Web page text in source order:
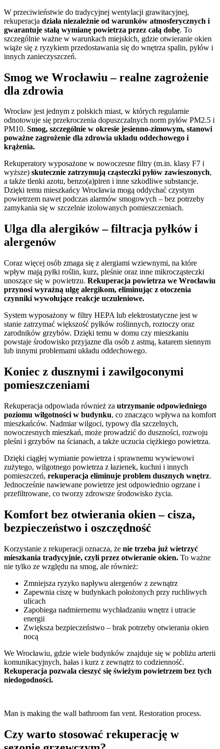
W przeciwieństwie do tradycyjnej wentylacji grawitacyjnej,
rekuperacja działa niezależnie od warunków atmosferycznych i
gwarantuje stałą wymianę powietrza przez całą dobę. To
szczególnie ważne w warunkach miejskich, gdzie otwieranie okien
wiąże się z ryzykiem przedostawania się do wnętrza spalin, pyłów i
innych zanieczyszczeń.
Smog we Wrocławiu – realne zagrożenie
dla zdrowia
Wrocław jest jednym z polskich miast, w których regularnie
odnotowuje się przekroczenia dopuszczalnych norm pyłów PM2.5 i
PM10. Smog, szczególnie w okresie jesienno-zimowym, stanowi
poważne zagrożenie dla zdrowia układu oddechowego i
krążenia.
Rekuperatory wyposażone w nowoczesne filtry (m.in. klasy F7 i
wyższe) skutecznie zatrzymują cząsteczki pyłów zawieszonych,
a także tlenki azotu, benzo(a)piren i inne szkodliwe substancje.
Dzięki temu mieszkańcy Wrocławia mogą oddychać czystym
powietrzem nawet podczas alarmów smogowych – bez potrzeby
zamykania się w szczelnie izolowanych pomieszczeniach.
Ulga dla alergików – filtracja pyłków i
alergenów
Coraz więcej osób zmaga się z alergiami wziewnymi, na które
wpływ mają pyłki roślin, kurz, pleśnie oraz inne mikrocząsteczki
unoszące się w powietrzu. Rekuperacja powietrza we Wrocławiu
przynosi wyraźną ulgę alergikom, eliminując z otoczenia
czynniki wywołujące reakcje uczuleniowe.
System wyposażony w filtry HEPA lub elektrostatyczne jest w
stanie zatrzymać większość pyłków roślinnych, roztoczy oraz
zarodników grzybów. Dzięki temu w domu czy mieszkaniu
powstaje środowisko przyjazne dla osób z astmą, katarem siennym
lub innymi problemami układu oddechowego.
Koniec z dusznymi i zawilgoconymi
pomieszczeniami
Rekuperacja odpowiada również za utrzymanie odpowiedniego
poziomu wilgotności w budynku, co znacząco wpływa na komfort
mieszkańców. Nadmiar wilgoci, typowy dla szczelnych,
nowoczesnych mieszkań, może prowadzić do duszności, rozwoju
pleśni i grzybów na ścianach, a także uczucia ciężkiego powietrza.
Dzięki ciągłej wymianie powietrza i sprawnemu wywiewowi
zużytego, wilgotnego powietrza z łazienek, kuchni i innych
pomieszczeń, rekuperacja eliminuje problem dusznych wnętrz.
Jednocześnie nawiewane powietrze jest odpowiednio ogrzane i
przefiltrowane, co tworzy zdrowsze środowisko życia.
Komfort bez otwierania okien – cisza,
bezpieczeństwo i oszczędność
Korzystanie z rekuperacji oznacza, że nie trzeba już wietrzyć
mieszkania tradycyjnie, czyli przez otwieranie okien. To ważne
nie tylko ze względu na smog, ale również:
Zmniejsza ryzyko napływu alergenów z zewnątrz
Zapewnia ciszę w budynkach położonych przy ruchliwych
ulicach
Zapobiega nadmiernemu wychładzaniu wnętrz i utracie
energii
Zwiększa bezpieczeństwo – brak potrzeby otwierania okien
nocą
We Wrocławiu, gdzie wiele budynków znajduje się w pobliżu arterii
komunikacyjnych, hałas i kurz z zewnątrz to codzienność.
Rekuperacja pozwala cieszyć się świeżym powietrzem bez tych
niedogodności.
Man is making the wall bathroom fan vent. Restoration process.
Czy warto stosować rekuperację w